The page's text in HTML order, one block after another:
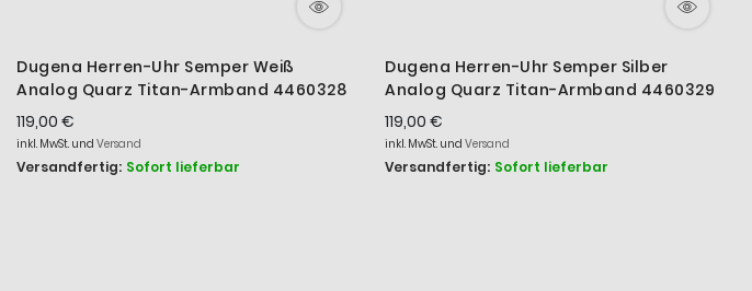
Dugena Herren-Uhr Semper Weiß
Analog Quarz Titan-Armband 4460328
119,00 €
inkl. MwSt. und Versand
Versandfertig: Sofort lieferbar
Dugena Herren-Uhr Semper Silber
Analog Quarz Titan-Armband 4460329
119,00 €
inkl. MwSt. und Versand
Versandfertig: Sofort lieferbar